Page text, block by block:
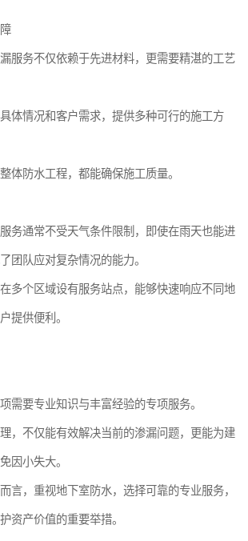
服务不仅依赖于先进材料，更需要精湛的工艺
体情况和客户需求，提供多种可行的施工方
体防水工程，都能确保施工质量。
务通常不受天气条件限制，即使在雨天也能进
团队应对复杂情况的能力。
多个区域设有服务站点，能够快速响应不同地
提供便利。
需要专业知识与丰富经验的专项服务。
，不仅能有效解决当前的渗漏问题，更能为建
因小失大。
言，重视地下室防水，选择可靠的专业服务，
资产价值的重要举措。